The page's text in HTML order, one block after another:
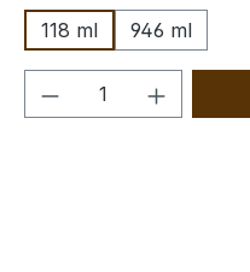
118 ml
946 ml
Produkt